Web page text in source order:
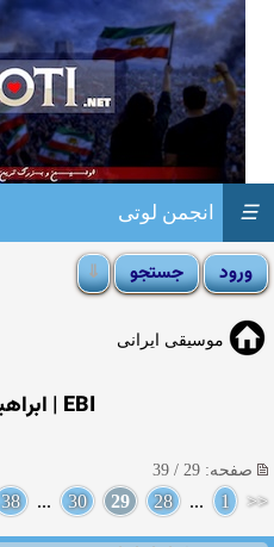
انجمن لوتی ☰
موسیقی ایرانی
EBI | ابراهیم حامدی
صفحه: 29 / 39
<<
1
...
28
29
30
...
38